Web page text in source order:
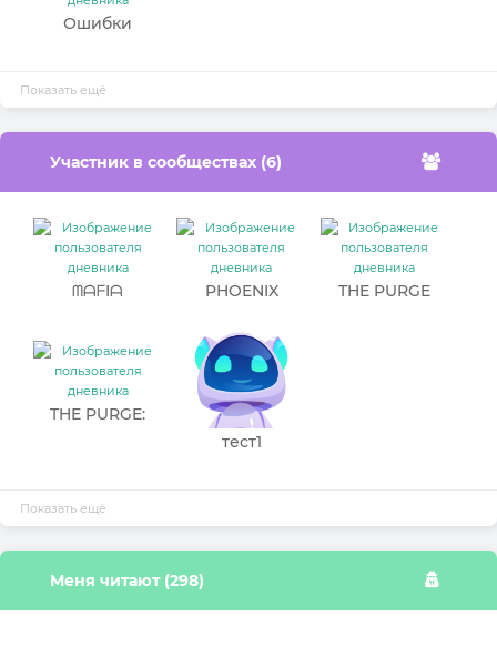
Ошибки
Показать ещё
Участник в сообществах (6)
ᗰᗩᖴIᗩ PHOENIX THE PURGE
THE PURGE:
тест1
Показать ещё
Меня читают (298)